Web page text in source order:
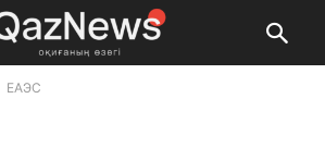
ЕАЭС